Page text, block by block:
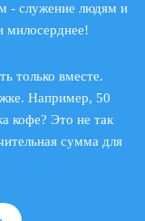
- служение людям и
милосерднее!
только вместе.
Например, 50
кофе? Это не так
сумма для